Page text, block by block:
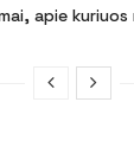
apie